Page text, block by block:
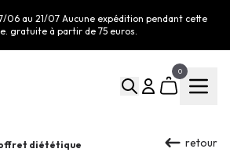
06 au 21/07 Aucune expédition pendant cette
gratuite à partir de 75 euros.
0
diététique retour